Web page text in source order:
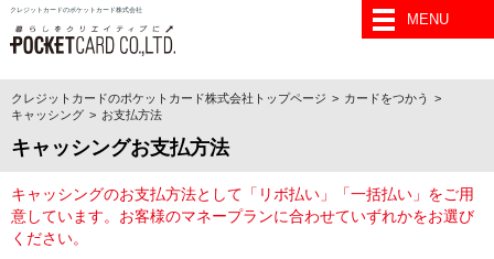
クレジットカードのポケットカード株式会社
MENU
クレジットカードのポケットカード株式会社トップページ
カードをつかう
キャッシング
お支払方法
キャッシングお支払方法
キャッシングのお支払方法として「リボ払い」「一括払い」をご用
意しています。お客様のマネープランに合わせていずれかをお選び
ください。